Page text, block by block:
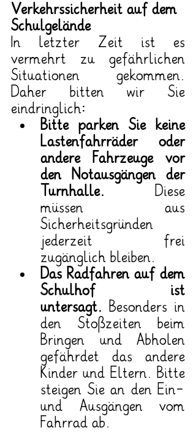
Verkehrssicherheit auf dem
Schulgelände
In letzter Zeit ist es
vermehrt zu gefährlichen
Situationen gekommen.
Daher bitten wir Sie
eindringlich:
Bitte parken Sie keine
Lastenfahrräder oder
andere Fahrzeuge vor
den Notausgängen der
Turnhalle. Diese
müssen aus
Sicherheitsgründen
jederzeit frei
zugänglich bleiben.
Das Radfahren auf dem
Schulhof ist
untersagt. Besonders in
den Stoßzeiten beim
Bringen und Abholen
gefährdet das andere
Kinder und Eltern. Bitte
steigen Sie an den Ein-
und Ausgängen vom
Fahrrad ab.